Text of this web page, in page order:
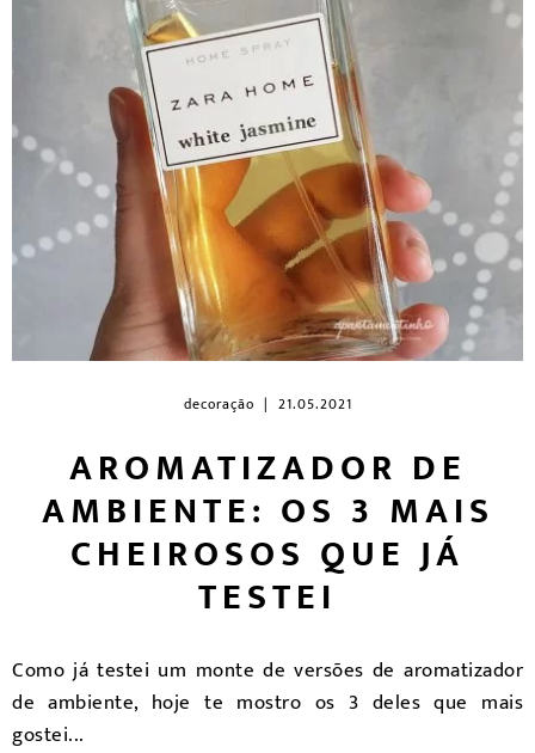
decoração | 21.05.2021
AROMATIZADOR DE
AMBIENTE: OS 3 MAIS
CHEIROSOS QUE JÁ
TESTEI
Como já testei um monte de versões de aromatizador
de ambiente, hoje te mostro os 3 deles que mais
gostei...